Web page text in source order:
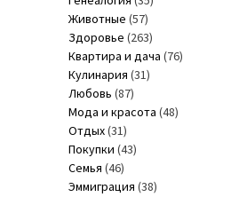
Животные (57)
Здоровье (263)
Квартира и дача (76)
Кулинария (31)
Любовь (87)
Мода и красота (48)
Отдых(31)
Покупки (43)
Семья (46)
Эммиграция (38)